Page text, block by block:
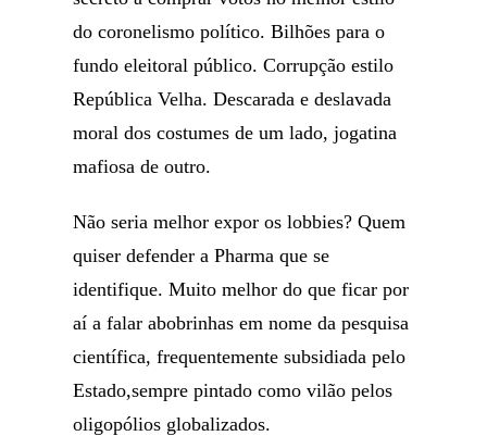
do coronelismo político. Bilhões para o
fundo eleitoral público. Corrupção estilo
República Velha. Descarada e deslavada
moral dos costumes de um lado, jogatina
mafiosa de outro.
Não seria melhor expor os lobbies? Quem
quiser defender a Pharma que se
identifique. Muito melhor do que ficar por
aí a falar abobrinhas em nome da pesquisa
científica, frequentemente subsidiada pelo
Estado,sempre pintado como vilão pelos
oligopólios globalizados.